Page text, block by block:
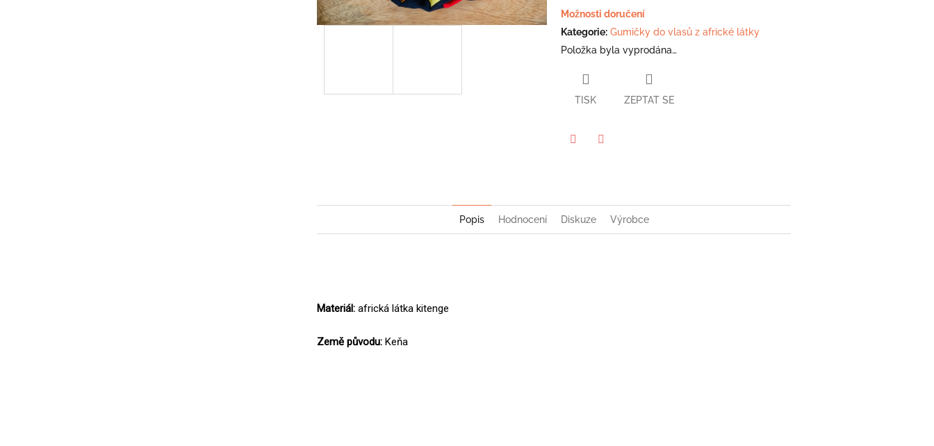
5
hvězdiček.
Možnosti doručení
Kategorie: Gumičky do vlasů z africké látky
Položka byla vyprodána…
TISK ZEPTAT SE
Popis Hodnocení Diskuze Výrobce
Materiál: africká látka kitenge
Země původu: Keňa